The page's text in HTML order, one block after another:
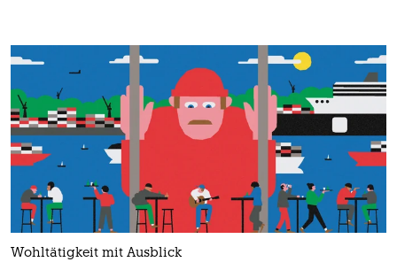
Wohltätigkeit mit Ausblick